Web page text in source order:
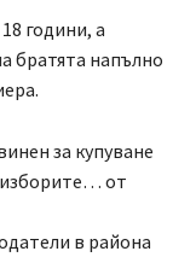
години, а
братята напълно
за купуване
изборите… от
в района